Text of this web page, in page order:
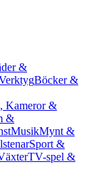
&
Böcker &
Kameror &
&
MusikMynt &
Sport &
TV-spel &